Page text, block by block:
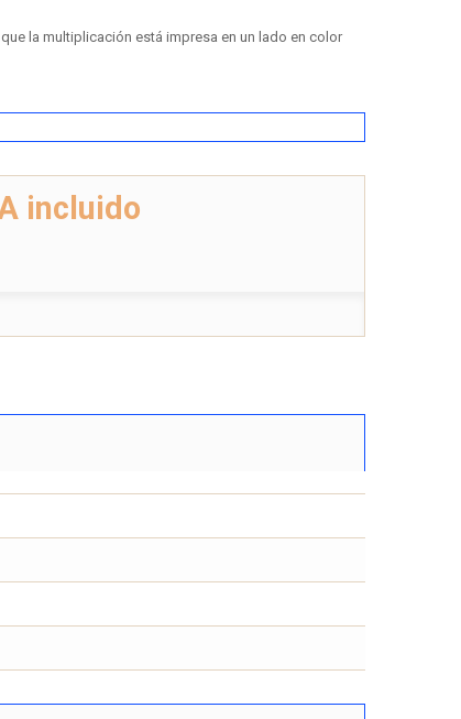
la multiplicación está impresa en un lado en color
incluido